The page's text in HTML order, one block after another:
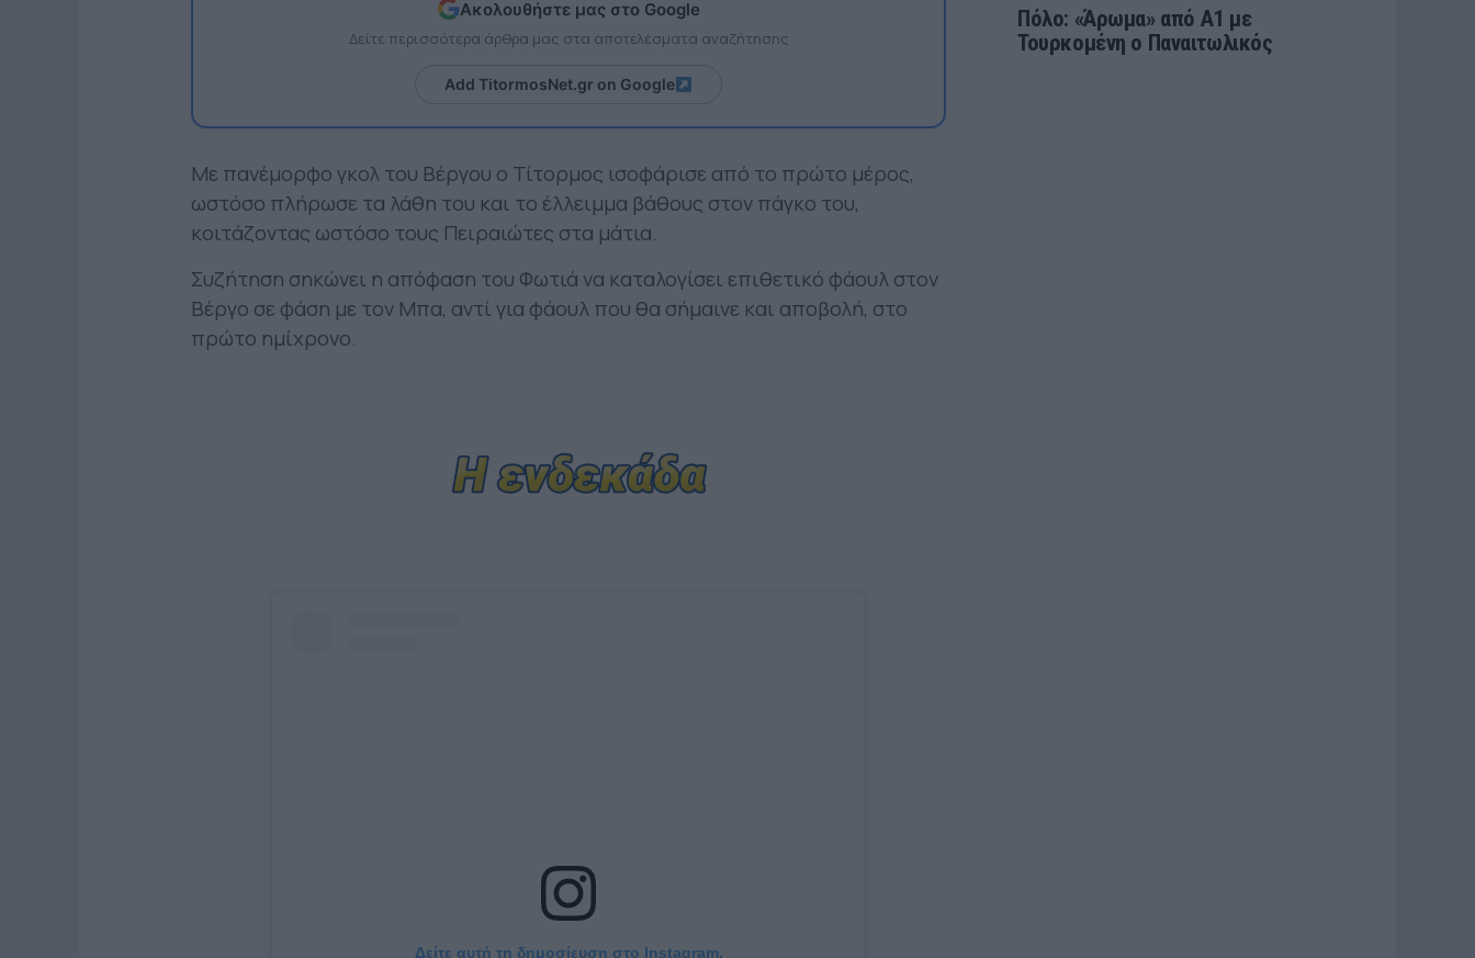
Ακολουθήστε μας στο Google
Δείτε περισσότερα άρθρα μας στα αποτελέσματα αναζήτησης
Add TitormosNet.gr on Google
Με πανέμορφο γκολ του Βέργου ο Τίτορμος ισοφάρισε από το πρώτο μέρος,
ωστόσο πλήρωσε τα λάθη του και το έλλειμμα βάθους στον πάγκο του,
κοιτάζοντας ωστόσο τους Πειραιώτες στα μάτια.
Συζήτηση σηκώνει η απόφαση του Φωτιά να καταλογίσει επιθετικό φάουλ στον
Βέργο σε φάση με τον Μπα, αντί για φάουλ που θα σήμαινε και αποβολή, στο
πρώτο ημίχρονο.
Δείτε αυτή τη δημοσίευση στο Instagram.
Πόλο: «Άρωμα» από Α1 με
Τουρκομένη ο Παναιτωλικός